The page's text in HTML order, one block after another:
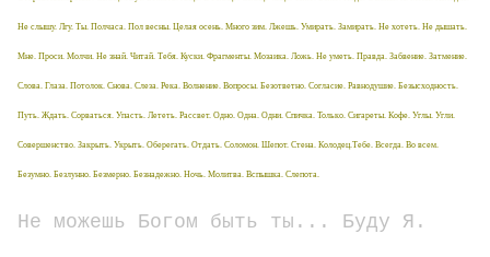
Не слышу. Лгу. Ты. Полчаса. Пол весны. Целая осень. Много зим. Лжешь. Умирать. Замирать. Не хотеть. Не дышать.
Мне. Проси. Молчи. Не знай. Читай. Тебя. Куски. Фрагменты. Мозаика. Ложь. Не уметь. Правда. Забвение. Затмение.
Слова. Глаза. Потолок. Снова. Слеза. Река. Волнение. Вопросы. Безответно. Согласие. Равнодушие. Безысходность.
Путь. Ждать. Сорваться. Упасть. Лететь. Рассвет. Одно. Одна. Одни. Спичка. Только. Сигареты. Кофе. Углы. Угли.
Совершенство. Закрыть. Укрыть. Оберегать. Отдать. Соломон. Шепот. Стена. Колодец.Тебе. Всегда. Во всем.
Безумно. Безлунно. Безмерно. Безнадежно. Ночь. Молитва. Вспышка. Слепота.
Не можешь Богом быть ты... Буду Я.